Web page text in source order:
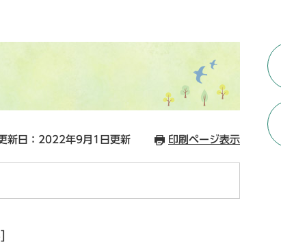
新日：2022年9月1日更新 印刷ページ表示